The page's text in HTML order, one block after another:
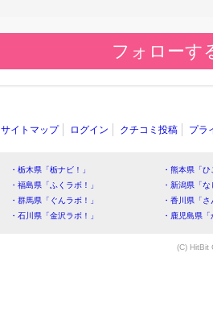
フォローす
サイトマップ ログイン クチコミ投稿 プラ
・栃木県「栃ナビ！」
・熊本県「
・福島県「ふくラボ！」
・新潟県「
・群馬県「ぐんラボ！」
・香川県「
・石川県「金沢ラボ！」
・鹿児島県
(C) HitBit